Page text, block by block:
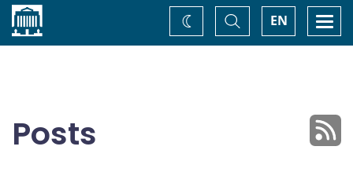
Accueil EN
Basculer
la
recherche
Changez
de
Posts